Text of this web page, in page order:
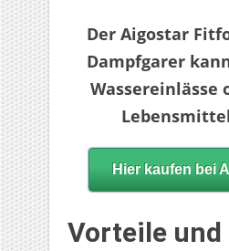
Der Aigostar
Dampfgarer
Wassereinlässe
Hier kaufen bei
Vorteile und